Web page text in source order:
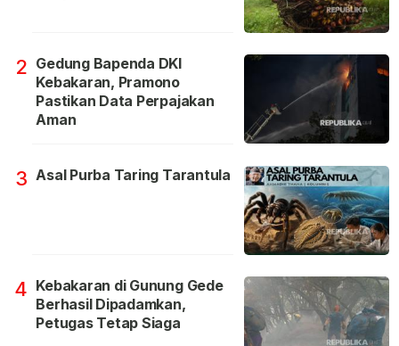
2 Gedung Bapenda DKI
Kebakaran, Pramono
Pastikan Data Perpajakan
Aman
3 Asal Purba Taring Tarantula
4 Kebakaran di Gunung Gede
Berhasil Dipadamkan,
Petugas Tetap Siaga